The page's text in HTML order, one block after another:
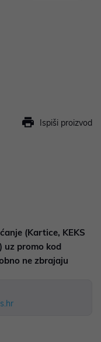
Ispiši proizvod
(Kartice, KEKS
uz promo kod
ne zbrajaju